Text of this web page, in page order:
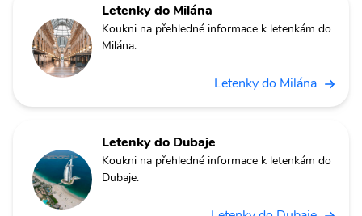
Letenky do Milána
Koukni na přehledné informace k letenkám do
Milána.
Letenky do Milána
Letenky do Dubaje
Koukni na přehledné informace k letenkám do
Dubaje.